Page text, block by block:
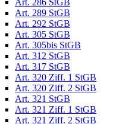
Art. 286 StGB
Art. 289 StGB
Art. 292 StGB
Art. 305 StGB
Art. 305bis StGB
Art. 312 StGB
Art. 317 StGB
Art. 320 Ziff. 1 StGB
Art. 320 Ziff. 2 StGB
Art. 321 StGB
Art. 321 Ziff. 1 StGB
Art. 321 Ziff. 2 StGB